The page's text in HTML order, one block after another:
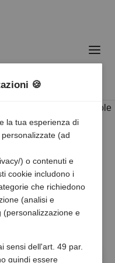
🍪
la tua esperienza di
(ad
) o contenuti e
cookie includono i
che richiedono
(analisi e
(personalizzazione e
sensi dell'art. 49 par.
quindi essere